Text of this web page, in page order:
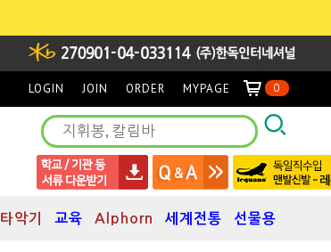
LOGIN JOIN ORDER MYPAGE 0
타악기 교육 Alphorn 세계전통 선물용